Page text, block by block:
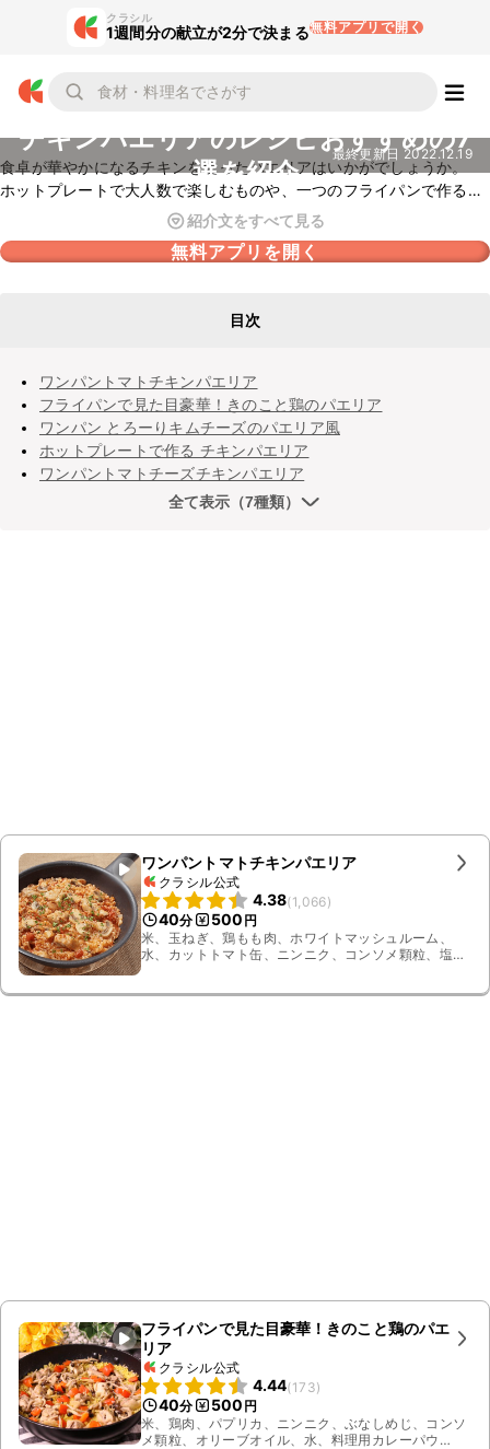
クラシル
1週間分の献立が2分で決まる無料アプリで開く
チキンパエリアのレシピおすすめの7
選を紹介
最終更新日 2022.12.19
食卓が華やかになるチキンを使ったパエリアはいかがでしょうか。
ホットプレートで大人数で楽しむものや、一つのフライパンで作る簡
単レシピなど、さまざまなレシピをピックアップしました。ぜひおた
紹介文をすべて見る
無料アプリを開く
目次
ワンパントマトチキンパエリア
フライパンで見た目豪華！きのこと鶏のパエリア
ワンパン とろーりキムチーズのパエリア風
ホットプレートで作る チキンパエリア
ワンパントマトチーズチキンパエリア
全て表示（7種類）
ワンパントマトチキンパエリア
クラシル公式
4.38(1,066)
40分 500 円
米、玉ねぎ、鶏もも肉、ホワイトマッシュルーム、
水、カットトマト缶、ニンニク、コンソメ顆粒、塩こ
フライパンで見た目豪華！きのこと鶏のパエ
リア
クラシル公式
4.44(173)
40分 500 円
米、鶏肉、パプリカ、ニンニク、ぶなしめじ、コンソ
メ顆粒、オリーブオイル、水、料理用カレーパウ